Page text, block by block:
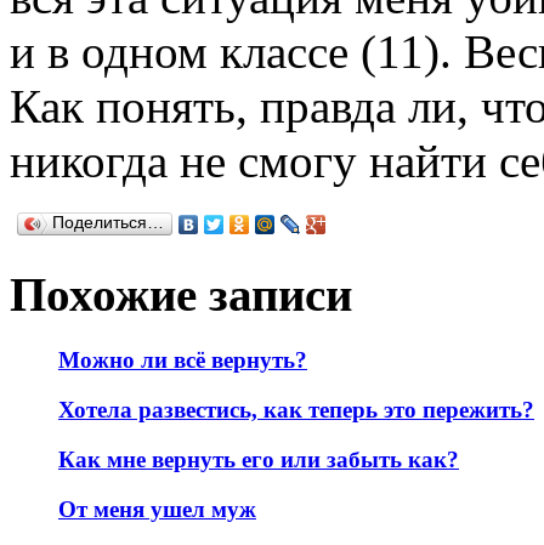
и в одном классе (11).
Как понять, правда ли,
никогда не смогу найти
Поделиться…
Похожие записи
Можно ли всё вернуть?
Хотела развестись, как теперь это пережить?
Как мне вернуть его или забыть как?
От меня ушел муж